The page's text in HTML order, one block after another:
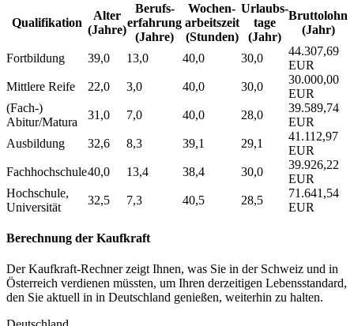
Qualifikation
Alter
(Jahre)
Berufs­
erfahrung
(Jahre)
Wochen­
arbeitszeit
(Stunden)
Urlaubs­
tage
(Jahr)
Bruttolohn
(Jahr)
Fortbildung 39,0 13,0 40,0 30,0
44.307,69
EUR
Mittlere Reife
22,0 3,0 40,0 30,0
30.000,00
EUR
(Fach-)
Abitur/Matura
31,0 7,0 40,0 28,0
39.589,74
EUR
Ausbildung
32,6 8,3 39,1 29,1
41.112,97
EUR
Fachhochschule40,0 13,4 38,4 30,0
39.926,22
EUR
Hochschule,
Universität
32,5 7,3 40,5 28,5
71.641,54
EUR
Berechnung der Kaufkraft
Der Kaufkraft-Rechner zeigt Ihnen, was Sie in der Schweiz und in
Österreich verdienen müssten, um Ihren derzeitigen Lebensstandard,
den Sie aktuell in in Deutschland genießen, weiterhin zu halten.